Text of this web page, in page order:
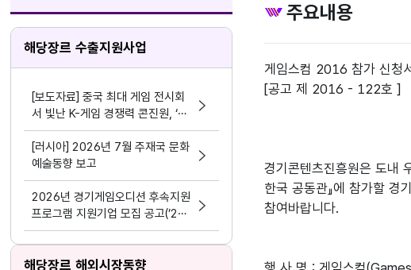
해당장르 수출지원사업
[보도자료] 중국 최대 게임 전시회
서 빛난 K-게임 경쟁력 콘진원, ‘차
이나조이 2026’ 한국공동관 성료
[러시아] 2026년 7월 주재국 문화
예술동향 보고
2026년 경기게임오디션 후속지원
프로그램 지원기업 모집 공고(’24
~’25년 선정기업 대상)
해당장르 해외시장동향
주요내용
게임스컴 2016 참가 신청
[공고 제 2016 - 122호 ]
경기콘텐츠진흥원은 도내
한국 공동관』에 참가할
참여바랍니다.